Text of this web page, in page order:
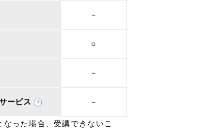
－
○
－
ービス －
った場合、受講できないこ